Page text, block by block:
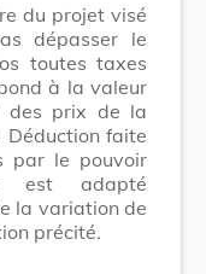
du projet visé
dépasser le
toutes taxes
à la valeur
des prix de la
faite
par le pouvoir
est adapté
la variation de
précité.